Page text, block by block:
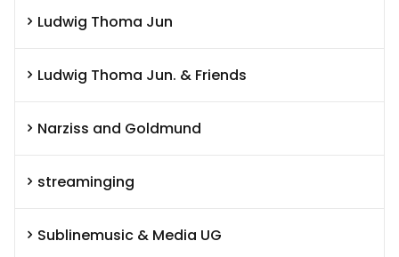
Ludwig Thoma Jun
Ludwig Thoma Jun. & Friends
Narziss and Goldmund
streaminging
Sublinemusic & Media UG